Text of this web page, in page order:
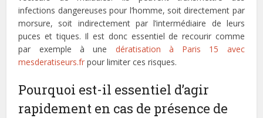
infections dangereuses pour l’homme, soit directement par
morsure, soit indirectement par l’intermédiaire de leurs
puces et tiques. Il est donc essentiel de recourir comme
par exemple à une dératisation à Paris 15 avec
mesderatiseurs.fr pour limiter ces risques.
Pourquoi est-il essentiel d’agir
rapidement en cas de présence de